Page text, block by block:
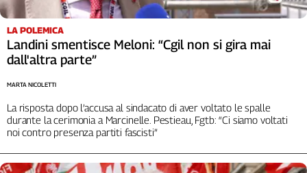
Adige
Basilicata
Calabria
Campania
Emilia-
Friuli
Venezia
LA POLEMICA
Landini smentisce Meloni: “Cgil non si gira mai
dall'altra parte”
La risposta dopo l’accusa al sindacato di aver voltato le spalle
durante la cerimonia a Marcinelle. Pestieau, Fgtb: “Ci siamo voltati
noi contro presenza partiti fascisti”
MARTA NICOLETTI